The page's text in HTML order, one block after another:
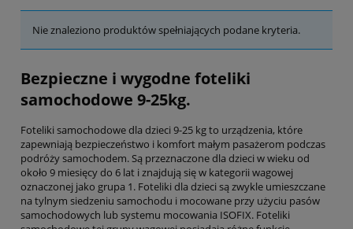
Nie znaleziono produktów spełniających podane kryteria.
Bezpieczne i wygodne foteliki
samochodowe 9-25kg.
Foteliki samochodowe dla dzieci 9-25 kg to urządzenia, które
zapewniają bezpieczeństwo i komfort małym pasażerom podczas
podróży samochodem. Są przeznaczone dla dzieci w wieku od
około 9 miesięcy do 6 lat i znajdują się w kategorii wagowej
oznaczonej jako grupa 1. Foteliki dla dzieci są zwykle umieszczane
na tylnym siedzeniu samochodu i mocowane przy użyciu pasów
samochodowych lub systemu mocowania ISOFIX. Foteliki